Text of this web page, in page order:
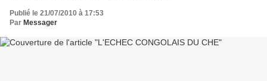
Publié le 21/07/2010 à 17:53
Par Messager